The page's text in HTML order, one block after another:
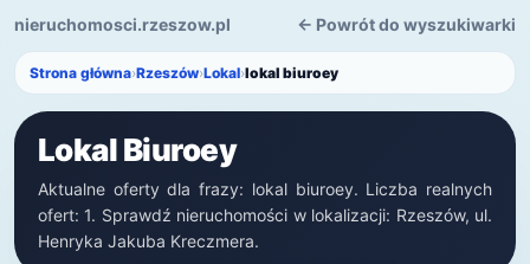
nieruchomosci.rzeszow.pl ← Powrót do wyszukiwarki
Strona główna›Rzeszów›Lokal›lokal biuroey
Lokal Biuroey
Aktualne oferty dla frazy: lokal biuroey. Liczba realnych
ofert: 1. Sprawdź nieruchomości w lokalizacji: Rzeszów, ul.
Henryka Jakuba Kreczmera.